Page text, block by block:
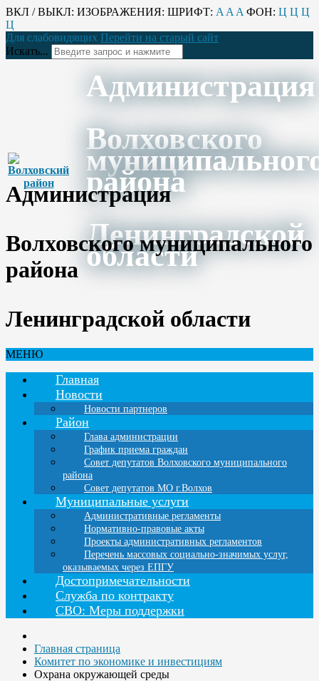
ВКЛ / ВЫКЛ: ИЗОБРАЖЕНИЯ: ШРИФТ: A A A ФОН: Ц Ц Ц
Ц
Для слабовидящих Перейти на старый сайт
Искать...
Администрация
Волховского
района
Ленинградской
области
Администрация
Волховского муниципального
района
Ленинградской области
МЕНЮ
Главная
Новости
Новости партнеров
Район
Глава администрации
График приема граждан
Совет депутатов Волховского муниципального
района
Совет депутатов МО г.Волхов
Муниципальные услуги
Административные регламенты
Нормативно-правовые акты
Проекты административных регламентов
Перечень массовых социально-значимых услуг,
оказываемых через ЕПГУ
Достопримечательности
Служба по контракту
СВО: Меры поддержки
Главная страница
Комитет по экономике и инвестициям
Охрана окружающей среды